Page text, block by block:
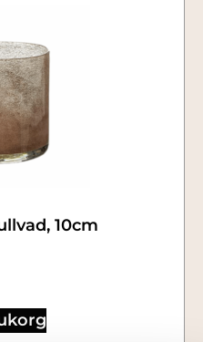
10cm